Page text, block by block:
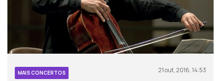
MAIS CONCERTOS 21 out, 2016, 14:53